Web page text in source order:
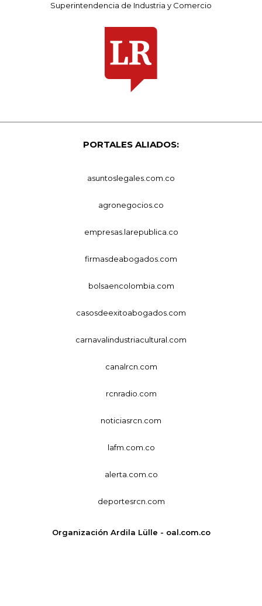
Superintendencia de Industria y Comercio
PORTALES ALIADOS:
asuntoslegales.com.co
agronegocios.co
empresas.larepublica.co
firmasdeabogados.com
bolsaencolombia.com
casosdeexitoabogados.com
carnavalindustriacultural.com
canalrcn.com
rcnradio.com
noticiasrcn.com
lafm.com.co
alerta.com.co
deportesrcn.com
Organización Ardila Lülle - oal.com.co